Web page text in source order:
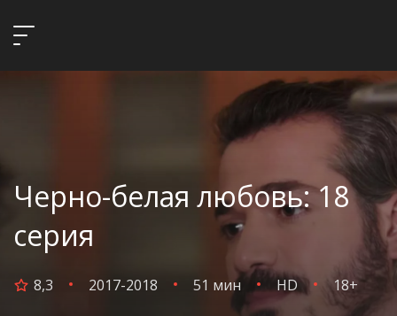
Черно-белая любовь: 18
серия
8,3 2017-2018 51 мин HD 18+